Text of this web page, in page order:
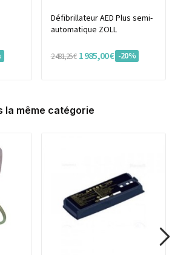
Défibrillateur AED Plus semi-
automatique ZOLL
2 481,25 € 1 985,00 € -20%
la même catégorie